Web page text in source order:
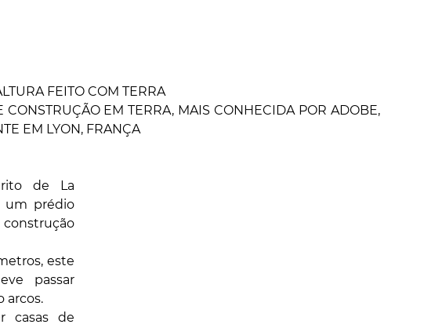
FEITO COM TERRA
CONSTRUÇÃO EM TERRA, MAIS CONHECIDA POR ADOBE,
EM LYON, FRANÇA
de La
um prédio
este
passar
arcos.
casas de